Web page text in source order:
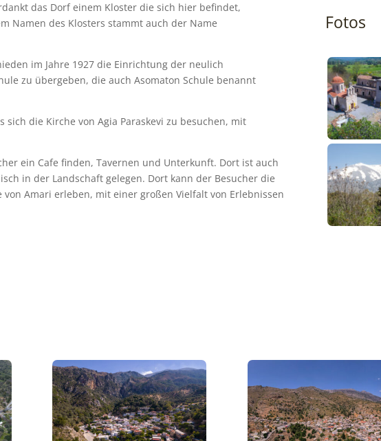
das Dorf einem Kloster die sich hier befindet,
Namen des Klosters stammt auch der Name
im Jahre 1927 die Einrichtung der neulich
zu übergeben, die auch Asomaton Schule benannt
die Kirche von Agia Paraskevi zu besuchen, mit
ein Cafe finden, Tavernen und Unterkunft. Dort ist auch
in der Landschaft gelegen. Dort kann der Besucher die
Amari erleben, mit einer großen Vielfalt von Erlebnissen
Fotos